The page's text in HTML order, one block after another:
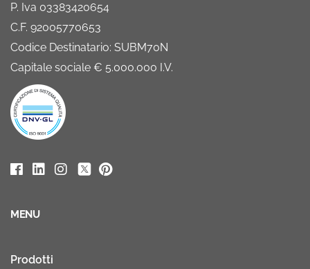
P. Iva 03383420654
C.F. 92005770653
Codice Destinatario: SUBM70N
Capitale sociale € 5.000.000 I.V.
MENU
Prodotti